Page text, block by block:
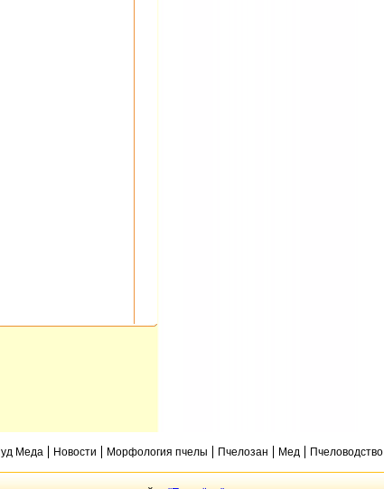
Меда Новости Морфология пчелы Пчелозан Мед Пчеловодство